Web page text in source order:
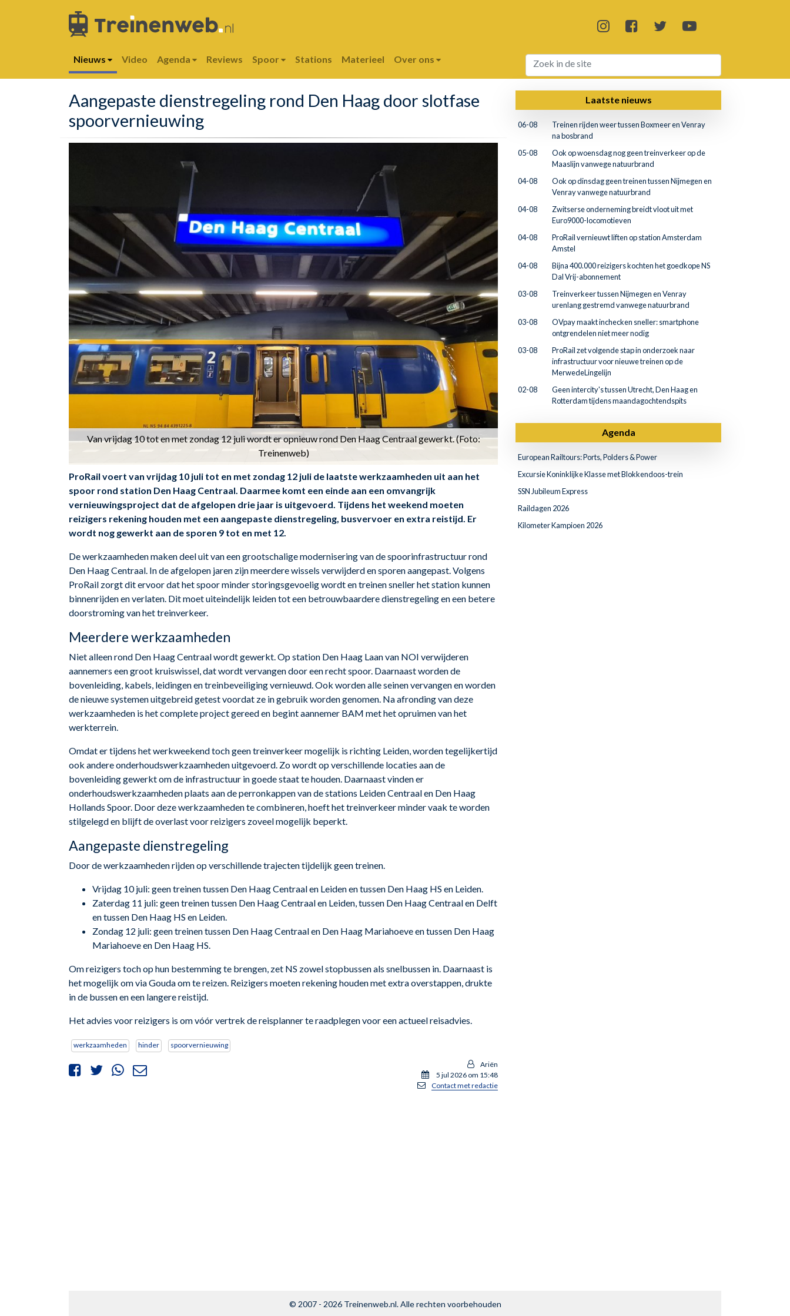
Nieuws Video Agenda Reviews Spoor Stations Materieel Over ons
Aangepaste dienstregeling rond Den Haag door slotfase
spoorvernieuwing
Van vrijdag 10 tot en met zondag 12 juli wordt er opnieuw rond Den Haag Centraal gewerkt. (Foto:
Treinenweb)
ProRail voert van vrijdag 10 juli tot en met zondag 12 juli de laatste werkzaamheden uit aan het
spoor rond station Den Haag Centraal. Daarmee komt een einde aan een omvangrijk
vernieuwingsproject dat de afgelopen drie jaar is uitgevoerd. Tijdens het weekend moeten
reizigers rekening houden met een aangepaste dienstregeling, busvervoer en extra reistijd. Er
wordt nog gewerkt aan de sporen 9 tot en met 12.
De werkzaamheden maken deel uit van een grootschalige modernisering van de spoorinfrastructuur rond
Den Haag Centraal. In de afgelopen jaren zijn meerdere wissels verwijderd en sporen aangepast. Volgens
ProRail zorgt dit ervoor dat het spoor minder storingsgevoelig wordt en treinen sneller het station kunnen
binnenrijden en verlaten. Dit moet uiteindelijk leiden tot een betrouwbaardere dienstregeling en een betere
doorstroming van het treinverkeer.
Meerdere werkzaamheden
Niet alleen rond Den Haag Centraal wordt gewerkt. Op station Den Haag Laan van NOI verwijderen
aannemers een groot kruiswissel, dat wordt vervangen door een recht spoor. Daarnaast worden de
bovenleiding, kabels, leidingen en treinbeveiliging vernieuwd. Ook worden alle seinen vervangen en worden
de nieuwe systemen uitgebreid getest voordat ze in gebruik worden genomen. Na afronding van deze
werkzaamheden is het complete project gereed en begint aannemer BAM met het opruimen van het
werkterrein.
Omdat er tijdens het werkweekend toch geen treinverkeer mogelijk is richting Leiden, worden tegelijkertijd
ook andere onderhoudswerkzaamheden uitgevoerd. Zo wordt op verschillende locaties aan de
bovenleiding gewerkt om de infrastructuur in goede staat te houden. Daarnaast vinden er
onderhoudswerkzaamheden plaats aan de perronkappen van de stations Leiden Centraal en Den Haag
Hollands Spoor. Door deze werkzaamheden te combineren, hoeft het treinverkeer minder vaak te worden
stilgelegd en blijft de overlast voor reizigers zoveel mogelijk beperkt.
Aangepaste dienstregeling
Door de werkzaamheden rijden op verschillende trajecten tijdelijk geen treinen.
Vrijdag 10 juli: geen treinen tussen Den Haag Centraal en Leiden en tussen Den Haag HS en Leiden.
Zaterdag 11 juli: geen treinen tussen Den Haag Centraal en Leiden, tussen Den Haag Centraal en Delft
en tussen Den Haag HS en Leiden.
Zondag 12 juli: geen treinen tussen Den Haag Centraal en Den Haag Mariahoeve en tussen Den Haag
Mariahoeve en Den Haag HS.
Om reizigers toch op hun bestemming te brengen, zet NS zowel stopbussen als snelbussen in. Daarnaast is
het mogelijk om via Gouda om te reizen. Reizigers moeten rekening houden met extra overstappen, drukte
in de bussen en een langere reistijd.
Het advies voor reizigers is om vóór vertrek de reisplanner te raadplegen voor een actueel reisadvies.
werkzaamheden hinder spoorvernieuwing
Ariën
5 jul 2026 om 15:48
Contact met redactie
Laatste nieuws
06-08
Treinen rijden weer tussen Boxmeer en Venray
na bosbrand
05-08
Ook op woensdag nog geen treinverkeer op de
Maaslijn vanwege natuurbrand
04-08
Ook op dinsdag geen treinen tussen Nijmegen en
Venray vanwege natuurbrand
04-08
Zwitserse onderneming breidt vloot uit met
Euro9000-locomotieven
04-08
ProRail vernieuwt liften op station Amsterdam
Amstel
04-08
Bijna 400.000 reizigers kochten het goedkope NS
Dal Vrij-abonnement
03-08
Treinverkeer tussen Nijmegen en Venray
urenlang gestremd vanwege natuurbrand
03-08
OVpay maakt inchecken sneller: smartphone
ontgrendelen niet meer nodig
03-08
ProRail zet volgende stap in onderzoek naar
infrastructuur voor nieuwe treinen op de
MerwedeLingelijn
02-08
Geen intercity's tussen Utrecht, Den Haag en
Rotterdam tijdens maandagochtendspits
Agenda
European Railtours: Ports, Polders & Power
Excursie Koninklijke Klasse met Blokkendoos-trein
SSN Jubileum Express
Raildagen 2026
Kilometer Kampioen 2026
© 2007 - 2026 Treinenweb.nl. Alle rechten voorbehouden